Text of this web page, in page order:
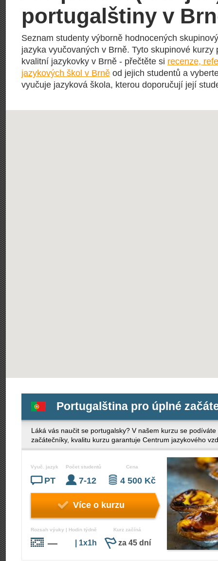
portugalštiny v
Seznam studenty výborně hodnocených
jazyka vyučovaných v Brně. Tyto skupinové kurzy
kvalitní jazykovky v Brně - přečtěte si recenze,
jazykových škol v Brně od jejich studentů a
vyučuje jazyková škola, kterou doporučují její
Portugalština pro úplné
Láká vás naučit se portugalsky? V našem kurzu se
začátečníky, kvalitu kurzu garantuje Centrum jazykového
Vyuč. jazyk
PT
Počet studentů
7-12
Cena
4 500 Kč
Více o kurzu
Rozsah výuky | Hodin týdně
— | 1x1h
Kurz začíná
za 45 dní